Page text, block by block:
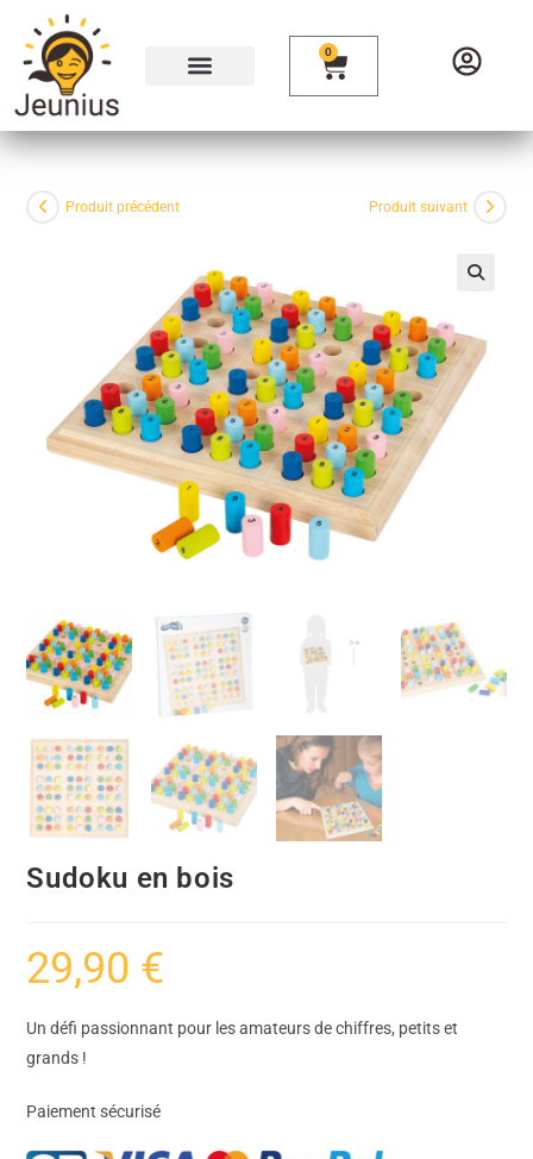
0
Produit précédent Produit suivant
Sudoku en bois
29,90 €
Un défi passionnant pour les amateurs de chiffres, petits et
grands !
Paiement sécurisé